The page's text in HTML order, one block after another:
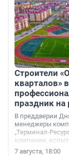
Строители
кварталов»
праздник на
В преддверии
менеджеры
„Терминал-
компании,
осторожного
7 августа, 18:00